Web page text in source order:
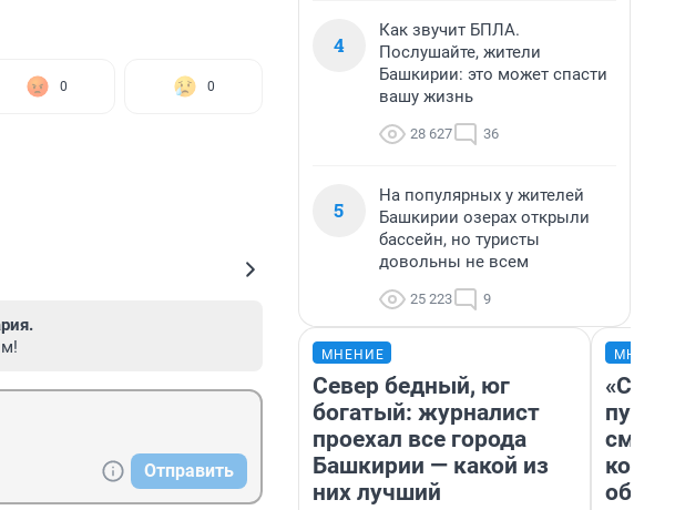
0 0
Отправить
4
Как звучит БПЛА.
Послушайте, жители
Башкирии: это может спасти
вашу жизнь
28 627 36
5
На популярных у жителей
Башкирии озерах открыли
бассейн, но туристы
довольны не всем
25 223 9
МНЕНИЕ
Север бедный, юг
богатый: журналист
проехал все города
Башкирии — какой из
них лучший